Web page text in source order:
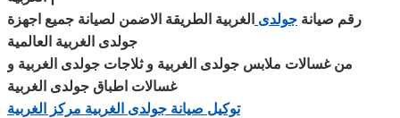
رقم صيانة جولدى الغربية الطريقة الاضمن لصيانة جميع اجهزة
جولدى الغربية العالمية
من غسالات ملابس جولدى الغربية وثلاجات جولدى الغربية و
غسالات اطباق جولدى الغربية
توكيل صيانة جولدى الغربية مركز الغربية